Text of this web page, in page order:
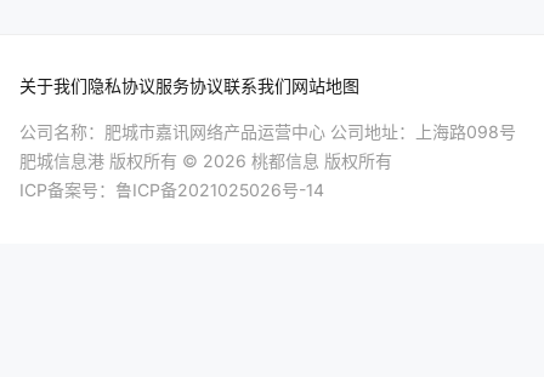
关于我们隐私协议服务协议联系我们网站地图
公司名称：肥城市嘉讯网络产品运营中心 公司地址：上海路098号
肥城信息港 版权所有 © 2026 桃都信息 版权所有
ICP备案号： 鲁ICP备2021025026号-14